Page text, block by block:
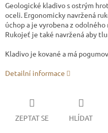
Geologické kladivo s ostrým
oceli. Ergonomicky navržená
úchop a je vyrobena z
Rukojeť je také navržená aby
Kladivo je kované a má
Detailní informace
ZEPTAT SE HLÍDAT